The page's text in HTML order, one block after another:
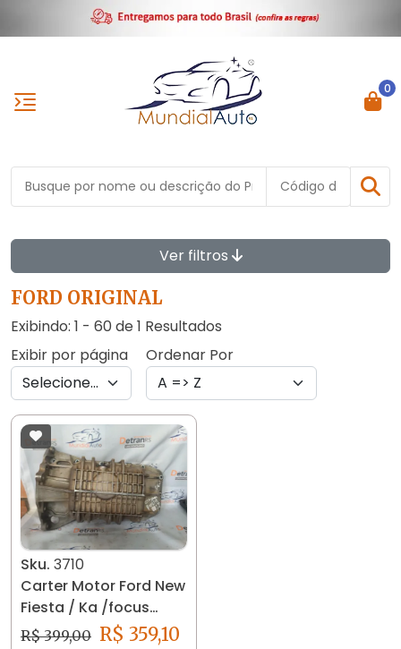
0
Ver filtros
FORD ORIGINAL
Exibindo: 1 - 60 de 1 Resultados
Exibir por página
Ordenar Por
Sku. 3710
Carter Motor Ford New
Fiesta / Ka /focus
98mm6675-c7b 3710
R$ 399,00 R$ 359,10